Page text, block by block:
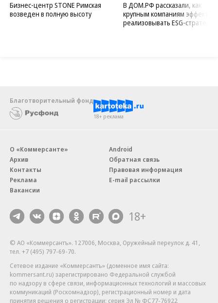
Бизнес-центр STONE Римская
возведен в полную высоту
В ДОМ.РФ рассказали, как
крупным компаниям
реализовывать ESG-стратегию
Благотворительный фонд
18+ реклама
О «Коммерсанте»
Архив
Контакты
Реклама
Вакансии
Android
Обратная связь
Правовая информация
E-mail рассылки
18+
© АО «Коммерсантъ». 127006, Москва, Оружейный переулок д. 41,
тел. +7 (495) 797-69-70.
Сетевое издание «Коммерсантъ» (доменное имя сайта:
kommersant.ru) зарегистрировано Федеральной службой
по надзору в сфере связи, информационных технологий и массовых
коммуникаций (Роскомнадзор), регистрационный номер и дата
принятия решения о регистрации: серия Эл № ФС77-76922